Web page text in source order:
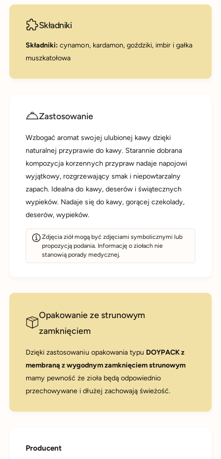
Składniki
Składniki: cynamon, kardamon, goździki, imbir i gałka
muszkatołowa
Zastosowanie
Wzbogać aromat swojej ulubionej kawy dzięki
naturalnej przyprawie do kawy. Starannie dobrana
kompozycja korzennych przypraw nadaje napojowi
wyjątkowy, rozgrzewający smak i niepowtarzalny
zapach. Idealna do kawy, deserów i świątecznych
wypieków. Nadaje się do kawy, gorącej czekolady,
deserów, wypieków.
Zdjęcia ziół mogą być zdjęciami symbolicznymi lub
propozycją podania. Informację o ziołach nie
stanowią porady medycznej.
Opakowanie ze strunowym
zamknięciem
Dzięki zastosowaniu opakowania typu DOYPACK z
membraną z wygodnym zamknięciem strunowym
mamy pewność że zioła będą odpowiednio
przechowywane i dłużej zachowają świeżość.
Producent